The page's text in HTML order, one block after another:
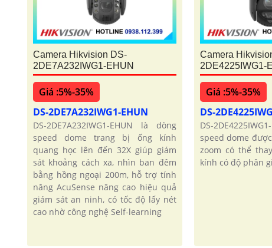
Camera Hikvision DS-
2DE7A232IWG1-EHUN
Giá :5%-35%
DS-2DE7A232IWG1-EHUN
DS-2DE7A232IWG1-EHUN là dòng
speed dome trang bị ống kính
quang học lên đến 32X giúp giám
sát khoảng cách xa, nhìn ban đêm
bằng hồng ngoại 200m, hỗ trợ tính
năng AcuSense nâng cao hiệu quả
giám sát an ninh, có tốc độ lấy nét
cao nhờ công nghệ Self-learning
Camera
2DE4225IWG1-
Giá :5%-35%
DS-
DS-
speed dome
zoom có thể
kính có độ phân